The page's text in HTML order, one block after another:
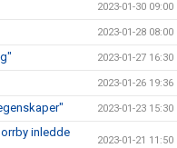
2023-01-30 09:00
2023-01-28 08:00
2023-01-27 16:30
2023-01-26 19:36
2023-01-23 15:30
inledde
2023-01-21 11:50